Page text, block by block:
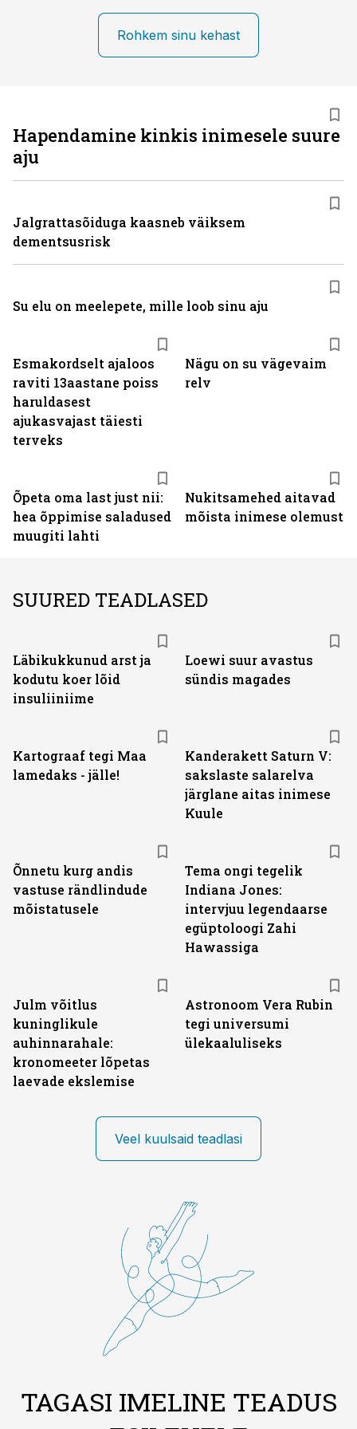
Rohkem sinu kehast
Esmakordselt ajaloos
raviti 13aastane poiss
haruldasest
ajukasvajast täiesti
terveks
Nägu on su vägevaim
relv
Õpeta oma last just nii:
hea õppimise saladused
muugiti lahti
Nukitsamehed aitavad
mõista inimese olemust
Hapendamine kinkis inimesele suure
aju
Jalgrattasõiduga kaasneb väiksem
dementsusrisk
Su elu on meelepete, mille loob sinu aju
SUURED TEADLASED
Läbikukkunud arst ja
kodutu koer lõid
insuliiniime
Loewi suur avastus
sündis magades
Kartograaf tegi Maa
lamedaks - jälle!
Kanderakett Saturn V:
sakslaste salarelva
järglane aitas inimese
Kuule
Õnnetu kurg andis
vastuse rändlindude
mõistatusele
Tema ongi tegelik
Indiana Jones:
intervjuu legendaarse
egüptoloogi Zahi
Hawassiga
Julm võitlus
kuninglikule
auhinnarahale:
kronomeeter lõpetas
laevade ekslemise
Astronoom Vera Rubin
tegi universumi
ülekaaluliseks
Veel kuulsaid teadlasi
TAGASI IMELINE TEADUS